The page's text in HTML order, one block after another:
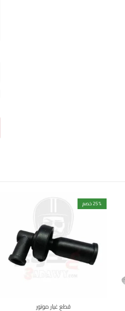
25% خصم
قطع غيار موتور